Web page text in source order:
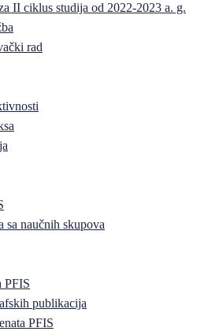
II ciklus studija od 2022-2023 a. g.
rad
sa naučnih skupova
PFIS
publikacija
PFIS